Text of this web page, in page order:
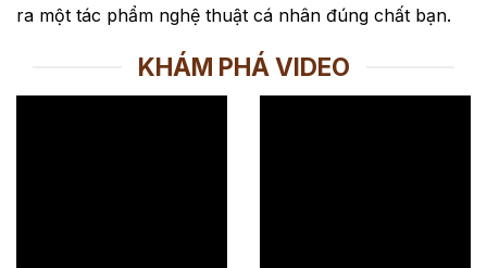
ra một tác phẩm nghệ thuật cá nhân đúng chất bạn.
KHÁM PHÁ VIDEO